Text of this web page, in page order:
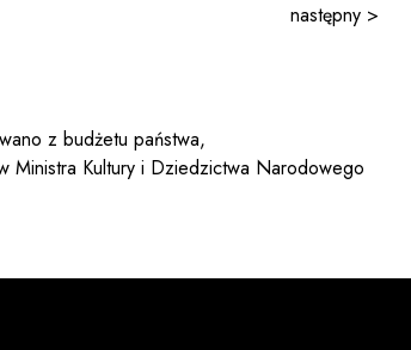
następny >
z budżetu państwa,
Ministra Kultury i Dziedzictwa Narodowego